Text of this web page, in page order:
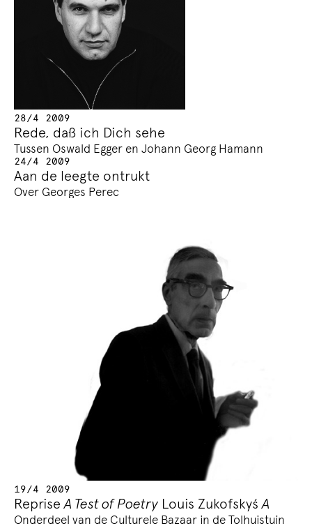
28/4 2009
Rede, daß ich Dich sehe
Tussen Oswald Egger en Johann Georg Hamann
24/4 2009
Aan de leegte ontrukt
Over Georges Perec
19/4 2009
RepriseA Test of Poetry Louis ZukofskyśA
Onderdeel van de Culturele Bazaar in de Tolhuistuin